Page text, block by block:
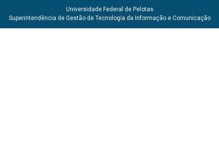
Universidade Federal de Pelotas
Superintendência de Gestão de Tecnologia da Informação e Comunicação